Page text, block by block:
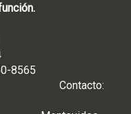
2] 1950-8565